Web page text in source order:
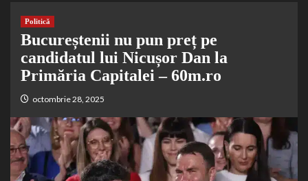
Politică
Bucureștenii nu pun preț pe
candidatul lui Nicușor Dan la
Primăria Capitalei – 60m.ro
octombrie 28, 2025